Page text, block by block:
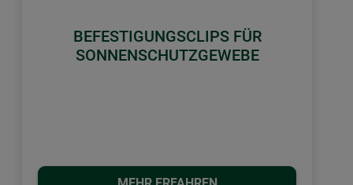
BEFESTIGUNGSCLIPS FÜR
SONNENSCHUTZGEWEBE